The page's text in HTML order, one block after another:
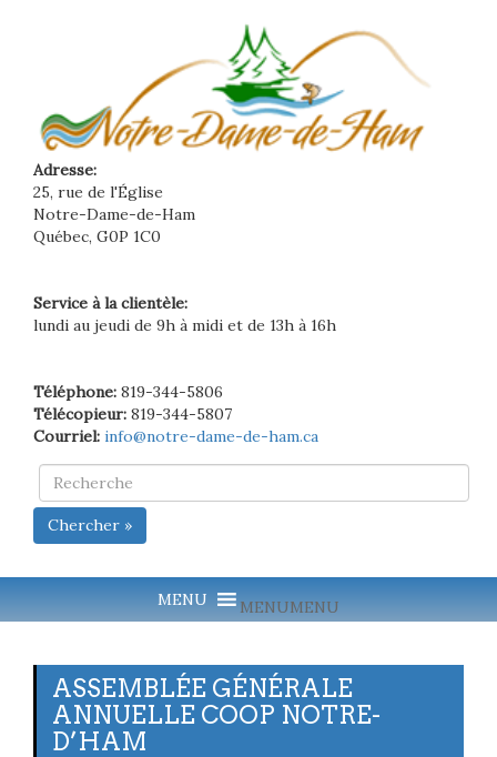
Adresse:
25, rue de l'Église
Notre-Dame-de-Ham
Québec, G0P 1C0
Service à la clientèle:
lundi au jeudi de 9h à midi et de 13h à 16h
Téléphone: 819-344-5806
Télécopieur: 819-344-5807
Courriel: info@notre-dame-de-ham.ca
Chercher »
MENUMENU
ASSEMBLÉE GÉNÉRALE
ANNUELLE COOP NOTRE-
D’HAM